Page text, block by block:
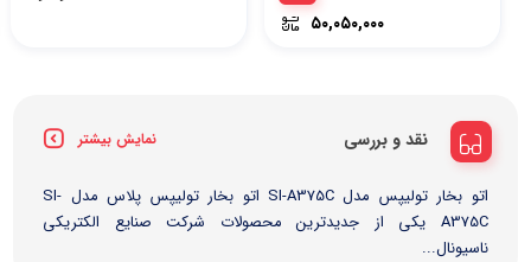
۵۰,۰۵۰,۰۰۰
نقد و بررسی نمایش بیشتر
اتو بخار تولیپس مدل SI-A375C اتو بخار تولیپس پلاس مدل SI-
A375C یکی از جدیدترین محصولات شرکت صنایع الکتریکی
ناسیونال...